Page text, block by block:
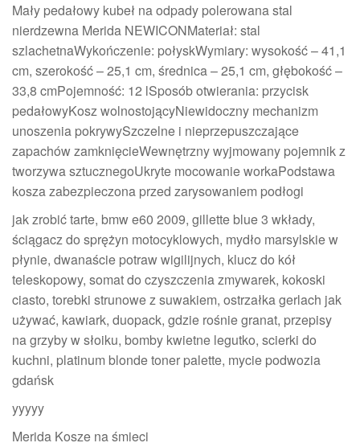
Mały pedałowy kubeł na odpady polerowana stal
nierdzewna Merida NEWICONMateriał: stal
szlachetnaWykończenie: połyskWymiary: wysokość – 41,1
cm, szerokość – 25,1 cm, średnica – 25,1 cm, głębokość –
33,8 cmPojemność: 12 lSposób otwierania: przycisk
pedałowyKosz wolnostojącyNiewidoczny mechanizm
unoszenia pokrywySzczelne i nieprzepuszczające
zapachów zamknięcieWewnętrzny wyjmowany pojemnik z
tworzywa sztucznegoUkryte mocowanie workaPodstawa
kosza zabezpieczona przed zarysowaniem podłogi
jak zrobić tarte, bmw e60 2009, gillette blue 3 wkłady,
ściągacz do sprężyn motocyklowych, mydło marsylskie w
płynie, dwanaście potraw wigilijnych, klucz do kół
teleskopowy, somat do czyszczenia zmywarek, kokoski
ciasto, torebki strunowe z suwakiem, ostrzałka gerlach jak
używać, kawiark, duopack, gdzie rośnie granat, przepisy
na grzyby w słoiku, bomby kwietne legutko, scierki do
kuchni, platinum blonde toner palette, mycie podwozia
gdańsk
yyyyy
Merida Kosze na śmieci